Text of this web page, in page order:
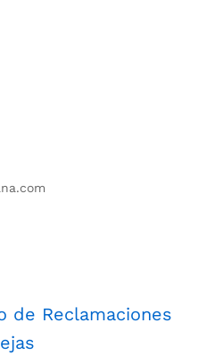
de Reclamaciones